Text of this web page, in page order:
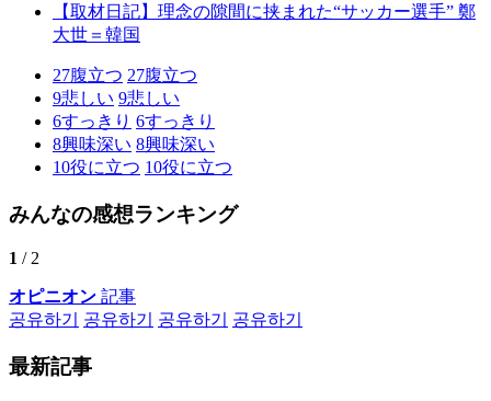
【取材日記】理念の隙間に挟まれた“サッカー選手” 鄭
大世＝韓国
27腹立つ 27腹立つ
9悲しい 9悲しい
6すっきり 6すっきり
8興味深い 8興味深い
10役に立つ 10役に立つ
みんなの感想ランキング
1 / 2
オピニオン 記事
공유하기
공유하기 공유하기 공유하기
最新記事